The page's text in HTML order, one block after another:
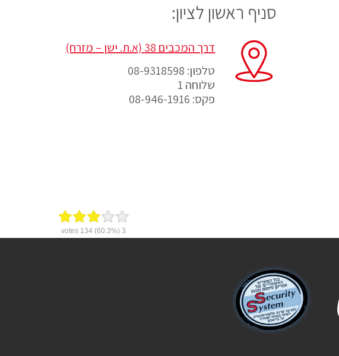
סניף ראשון לציון:
דרך המכבים 38 (א.ת. ישן – מזרח)
טלפון: 08-9318598
שלוחה 1
פקס: 08-946-1916
3
(60.3%)
134